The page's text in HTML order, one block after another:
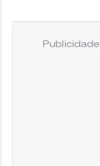
Publicidade